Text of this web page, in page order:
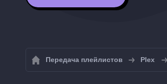
Передача плейлистов Plex